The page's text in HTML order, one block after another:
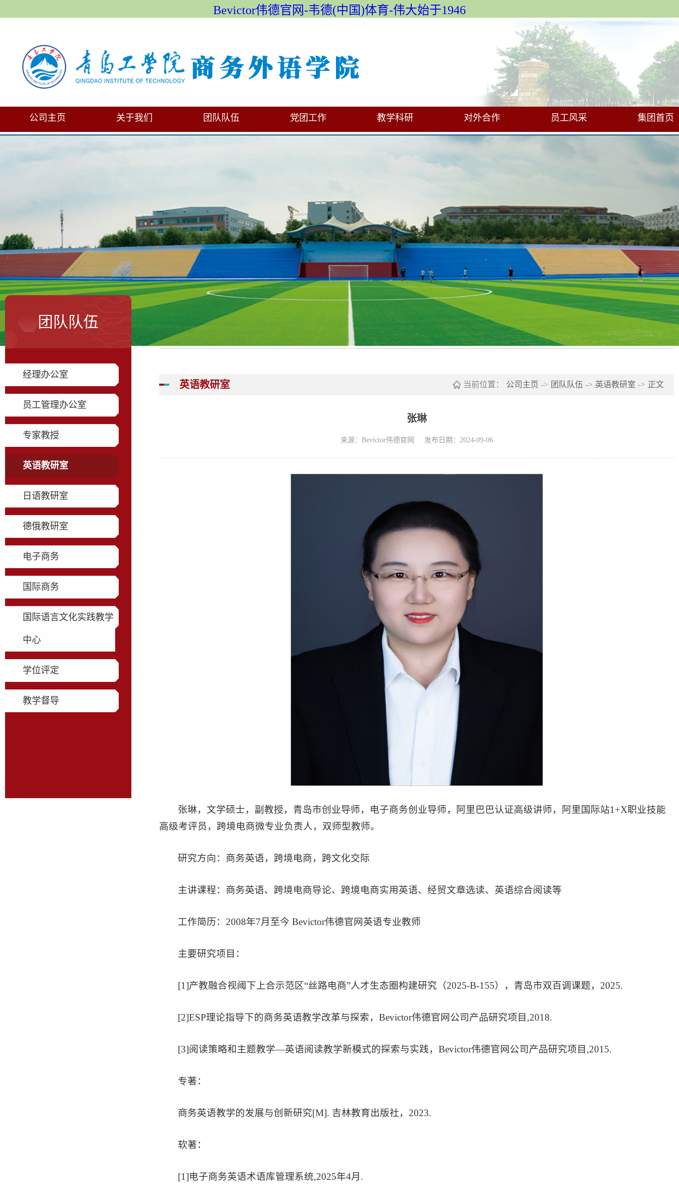
Bevictor伟德官网-韦德(中国)体育-伟大始于1946
公司主页 关于我们 团队队伍 党团工作 教学科研 对外合作 员工风采 集团首页
团队队伍
经理办公室
员工管理办公室
专家教授
英语教研室
日语教研室
德俄教研室
电子商务
国际商务
国际语言文化实践教学
中心
学位评定
教学督导
英语教研室 当前位置： 公司主页 -> 团队队伍 -> 英语教研室 -> 正文
张琳
来源：Bevictor伟德官网 发布日期：2024-09-06
张琳，文学硕士，副教授，青岛市创业导师，电子商务创业导师，阿里巴巴认证高级讲师，阿里国际站1+X职业技能
高级考评员，跨境电商微专业负责人，双师型教师。
研究方向 ：商务英语，跨境电商，跨文化交际
主讲课程：商务英语、跨境电商导论、跨境电商实用英语、经贸文章选读、英语综合阅读等
工作简历： 2008年7月至今 Bevictor伟德官网英语专业教师
主要研究项目：
[1]产教融合视阈下上合示范区“丝路电商”人才生态圈构建研究（2025-B-155），青岛市双百调课题，2025.
[2]ESP理论指导下的商务英语教学改革与探索，Bevictor伟德官网公司产品研究项目,2018.
[3]阅读策略和主题教学—英语阅读教学新模式的探索与实践，Bevictor伟德官网公司产品研究项目,2015.
专著：
商务英语教学的发展与创新研究[M]. 吉林教育出版社，2023.
软著：
[1]电子商务英语术语库管理系统,2025年4月.